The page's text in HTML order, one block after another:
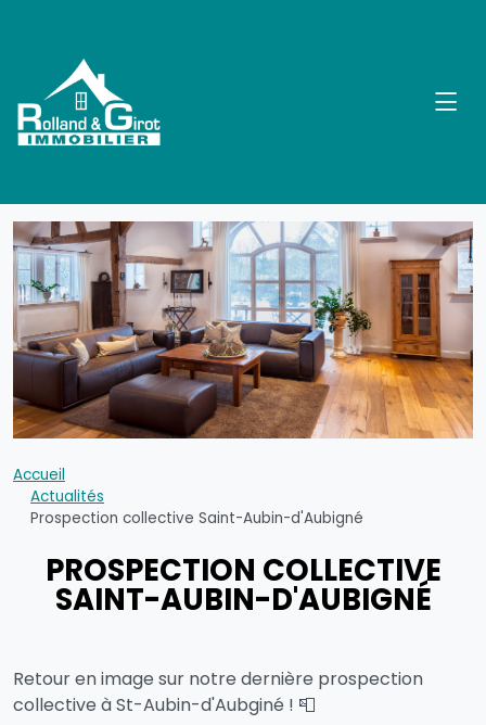
Accueil
Actualités
Prospection collective Saint-Aubin-d'Aubigné
PROSPECTION COLLECTIVE
SAINT-AUBIN-D'AUBIGNÉ
Retour en image sur notre dernière prospection
collective à St-Aubin-d'Aubginé ! 📮